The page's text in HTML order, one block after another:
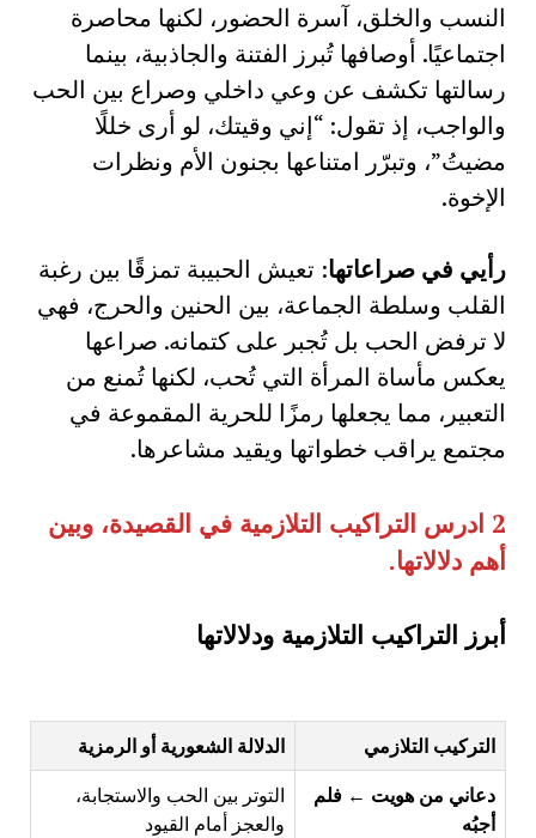
النسب والخلق، آسرة الحضور، لكنها محاصرة
اجتماعيًا. أوصافها تُبرز الفتنة والجاذبية، بينما
رسالتها تكشف عن وعي داخلي وصراع بين الحب
والواجب، إذ تقول: “إني وقيتك، لو أرى خللًا
مضيتُ”، وتبرّر امتناعها بجنون الأم ونظرات
الإخوة.
رأيي في صراعاتها: تعيش الحبيبة تمزقًا بين رغبة
القلب وسلطة الجماعة، بين الحنين والحرج، فهي
لا ترفض الحب بل تُجبر على كتمانه. صراعها
يعكس مأساة المرأة التي تُحب، لكنها تُمنع من
التعبير، مما يجعلها رمزًا للحرية المقموعة في
مجتمع يراقب خطواتها ويقيد مشاعرها.
2 ادرس التراكيب التلازمية في القصيدة، وبين
أهم دلالاتها.
أبرز التراكيب التلازمية ودلالاتها
التركيب التلازمي
الدلالة الشعورية أو الرمزية
دعاني من هويت ← فلم
أجبُه
التوتر بين الحب والاستجابة،
والعجز أمام القيود